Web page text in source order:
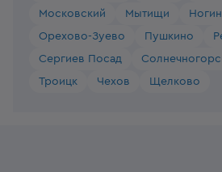
Московский
Мытищи
Орехово-Зуево
Пушкино
Сергиев Посад
Троицк
Чехов Щелково